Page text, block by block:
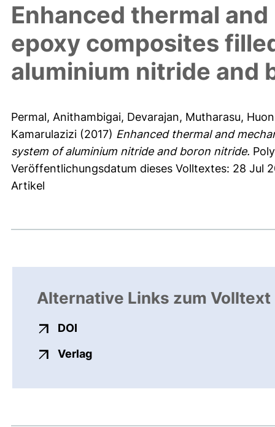
Enhanced thermal
epoxy composites
aluminium nitride and
Permal, Anithambigai, Devarajan, Mutharasu,
Kamarulazizi (2017) Enhanced thermal and
system of aluminium nitride and boron nitride.
Veröffentlichungsdatum dieses Volltextes: 28 Jul
Artikel
Alternative Links zum Volltext
DOI
Verlagexterner Link, öffnet neues